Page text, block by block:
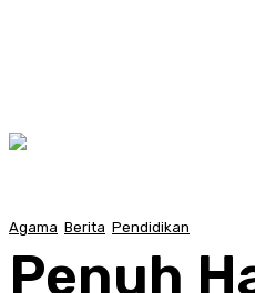
Agama Berita Pendidikan
Penuh